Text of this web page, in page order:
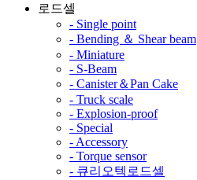
로드셀
- Single point
- Bending ＆ Shear beam
- Miniature
- S-Beam
- Canister＆Pan Cake
- Truck scale
- Explosion-proof
- Special
- Accessory
- Torque sensor
- 큐리오텍로드셀